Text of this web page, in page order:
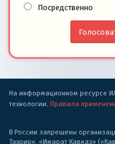
Посредственно
На информационном ресурсе
технологии. Правила
В России запрещены
Тахрир», «Имарат Кавказ»